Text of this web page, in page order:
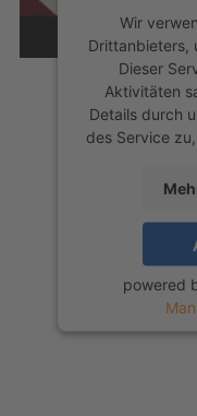
Wir
Drittanbieters,
Dieser
Aktivitäten
Details durch
des Service
powered